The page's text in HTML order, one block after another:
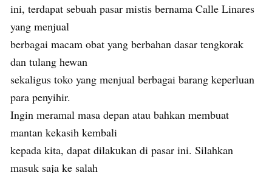
ini, terdapat sebuah pasar mistis bernama Calle Linares
yang menjual
berbagai macam obat yang berbahan dasar tengkorak
dan tulang hewan
sekaligus toko yang menjual berbagai barang keperluan
para penyihir.
Ingin meramal masa depan atau bahkan membuat
mantan kekasih kembali
kepada kita, dapat dilakukan di pasar ini. Silahkan
masuk saja ke salah